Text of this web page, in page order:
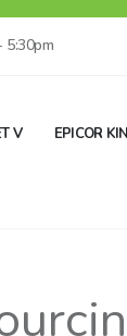
5:30pm
V EPICOR